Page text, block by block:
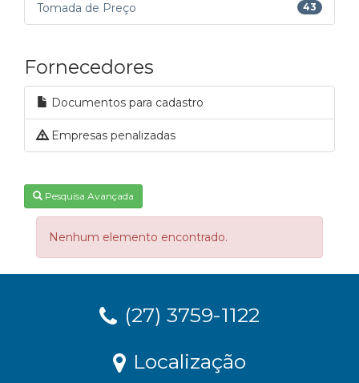
Tomada de Preço 43
Fornecedores
Documentos para cadastro
Empresas penalizadas
Pesquisa Avançada
Nenhum elemento encontrado.
(27) 3759-1122
Localização